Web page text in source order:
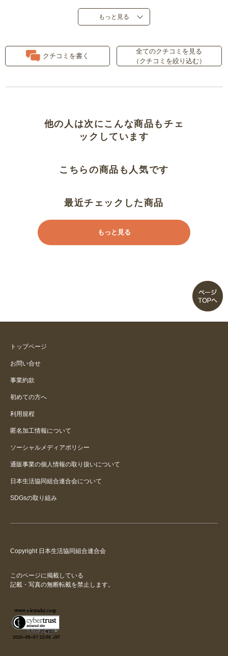
リビングに敷いてます
リピートです
もっと早く使えばよかった
低反発マットレス
買ってよかった。
家族で川の字！！
薄くて軽い
もっと見る
クチコミを書く
全てのクチコミを見る
（クチコミを絞り込む）
他の人は次にこんな商品もチェ
ックしています
こちらの商品も人気です
最近チェックした商品
もっと見る
トップページ
お問い合せ
事業約款
初めての方へ
利用規程
匿名加工情報について
ソーシャルメディアポリシー
通販事業の個人情報の取り扱いについて
日本生活協同組合連合会について
SDGsの取り組み
Copyright 日本生活協同組合連合会
このページに掲載している
記載・写真の無断転載を禁止します。